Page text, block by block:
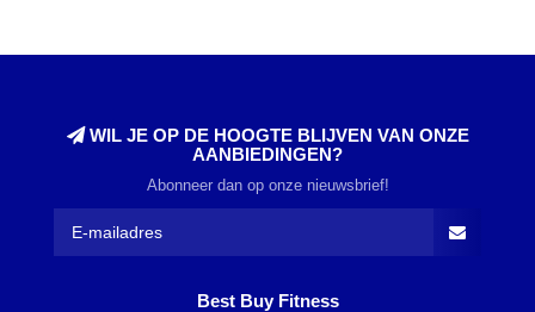
WIL JE OP DE HOOGTE BLIJVEN VAN ONZE
AANBIEDINGEN?
Abonneer dan op onze nieuwsbrief!
Best Buy Fitness